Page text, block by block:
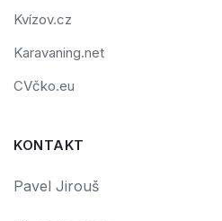
Kvízov.cz
Karavaning.net
CVčko.eu
KONTAKT
Pavel Jirouš